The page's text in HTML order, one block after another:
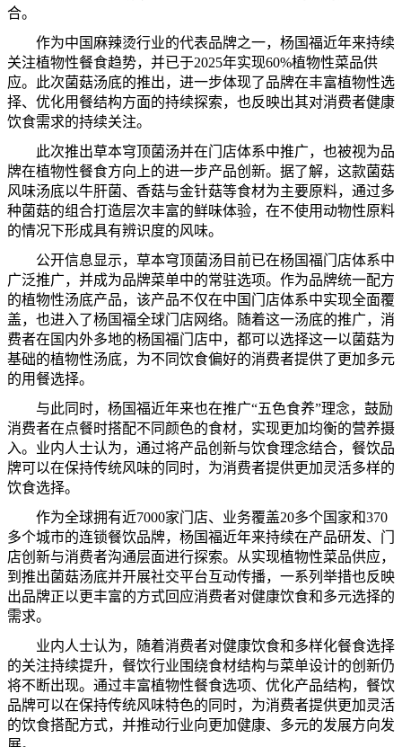
合。
作为中 国 麻辣烫行业的代表品牌之一， 杨国福近年来持续
关注植物性餐食趋势， 并已于2025年实现60%植物性菜品供
应。此次菌菇汤底的推出， 进一步体现了品牌在丰富植物性选
择、 优化用餐结构方面的持续探索，也反映出其对消费者健康
饮食需求的持续关注。
此次推出草本穹顶菌汤并在门 店体系中推广，也被视为品
牌在植物性餐食方向上的进一步产品创 新。据了解， 这款菌菇
风味汤底以牛肝菌、香菇与金针菇等食材为主要原料，通过多
种菌菇的组合打造层次丰富的鲜味体验，在不使用动物性原料
的情况下形成具有辨识度的风味。
公开信息显示，草本穹顶菌汤 目前已在杨国福门 店体系中
广泛推广， 并成为品牌菜单中的常驻选项。作为品牌统一配方
的植物性汤底产品， 该产品不仅在中 国门 店体系中实现全面覆
盖，也进入了杨国福全球门 店网络。 随着这一汤底的推广，消
费者在 国内外多地的杨国福门 店中，都可以选择这一以菌菇为
基础的植物性汤底， 为不同饮食偏好的消费者提供了更加多元
的用餐选择。
与此同 时， 杨国福近年来也在推广“五色食养”理念，鼓励
消费者在点餐时搭配不同 颜色的食材， 实现更加均衡的营养摄
入。 业内人士认为，通过将产品创 新与饮食理念结合，餐饮品
牌可以在保持传统风味的同 时， 为消费者提供更加灵活多样的
饮食选择。
作为全球拥有近7000家门 店、 业务覆盖20多个国 家和370
多个城市的连锁餐饮品牌， 杨国福近年来持续在产品研发、 门
店创 新与消费者沟通层面进行探索。 从实现植物性菜品供应，
到推出菌菇汤底并开展社交平台互动传播，一系列 举措也反映
出品牌正以更丰富的方式回 应消费者对健康饮食和多元选择的
需求。
业内人士认为， 随着消费者对健康饮食和多样化餐食选择
的关注持续提升，餐饮行业围绕食材结构与菜单设计的创 新仍
将不断出现。通过丰富植物性餐食选项、 优化产品结构，餐饮
品牌可以在保持传统风味特色的同 时， 为消费者提供更加灵活
的饮食搭配方式， 并推动行业向更加健康、多元的发展方向发